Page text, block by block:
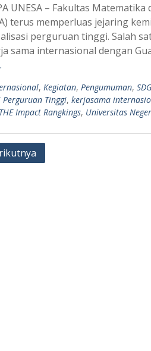
UNESA – Fakultas
terus memperluas jejaring
perguruan tinggi. Salah
sama internasional dengan
, Kegiatan, Pengumuman,
Tinggi, kerjasama
THE Impact Rangkings, Universitas